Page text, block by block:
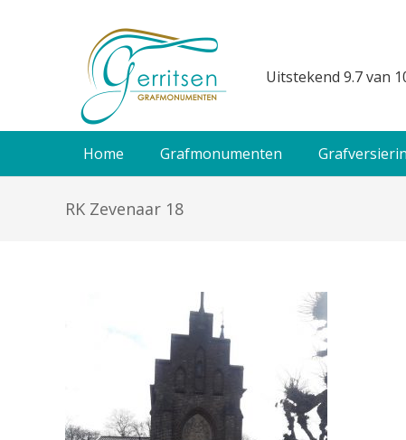
Uitstekend 9.7 van
Home Grafmonumenten
RK Zevenaar 18